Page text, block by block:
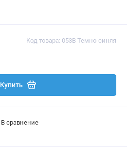
Код товара: 053В Темно-синяя
Купить
В сравнение